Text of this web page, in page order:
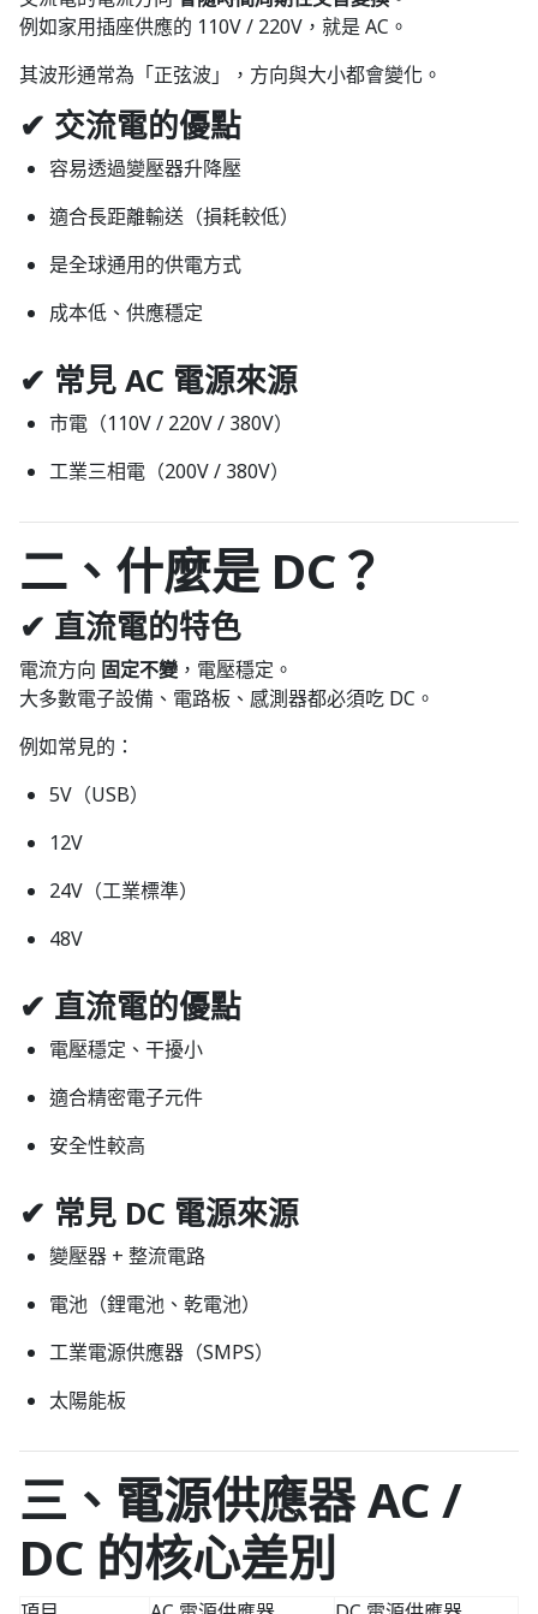
例如家用插座供應的 110V / 220V，就是 AC。
其波形通常為「正弦波」，方向與大小都會變化。
✔ 交流電的優點
容易透過變壓器升降壓
適合長距離輸送（損耗較低）
是全球通用的供電方式
成本低、供應穩定
✔ 常見 AC 電源來源
市電（110V / 220V / 380V）
工業三相電（200V / 380V）
二、什麼是 DC？
✔ 直流電的特色
電流方向 固定不變 ，電壓穩定。
大多數電子設備、電路板、感測器都必須吃 DC。
例如常見的：
5V（USB）
12V
24V（工業標準）
48V
✔ 直流電的優點
電壓穩定、干擾小
適合精密電子元件
安全性較高
✔ 常見 DC 電源來源
變壓器 + 整流電路
電池（鋰電池、乾電池）
工業電源供應器（SMPS）
太陽能板
三、電源供應器 AC /
DC 的核心差別